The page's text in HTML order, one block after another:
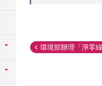
環境部辦理「淨零